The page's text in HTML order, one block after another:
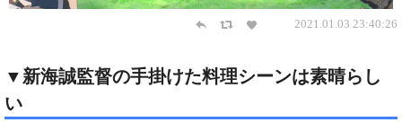
2021.01.03 23:40:26
▼新海誠監督の手掛けた料理シーンは素晴らし
い